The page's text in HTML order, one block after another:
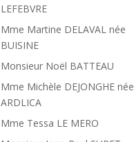
LEFEBVRE
Mme Martine DELAVAL née
BUISINE
Monsieur Noël BATTEAU
Mme Michèle DEJONGHE née
ARDLICA
Mme Tessa LE MERO